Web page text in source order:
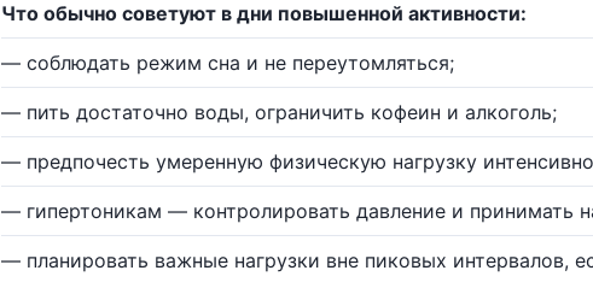
Что обычно советуют в дни повышенной активности:
— соблюдать режим сна и не переутомляться;
— пить достаточно воды, ограничить кофеин и алкоголь;
— предпочесть умеренную физическую нагрузку
— гипертоникам — контролировать давление и принимать
— планировать важные нагрузки вне пиковых интервалов,